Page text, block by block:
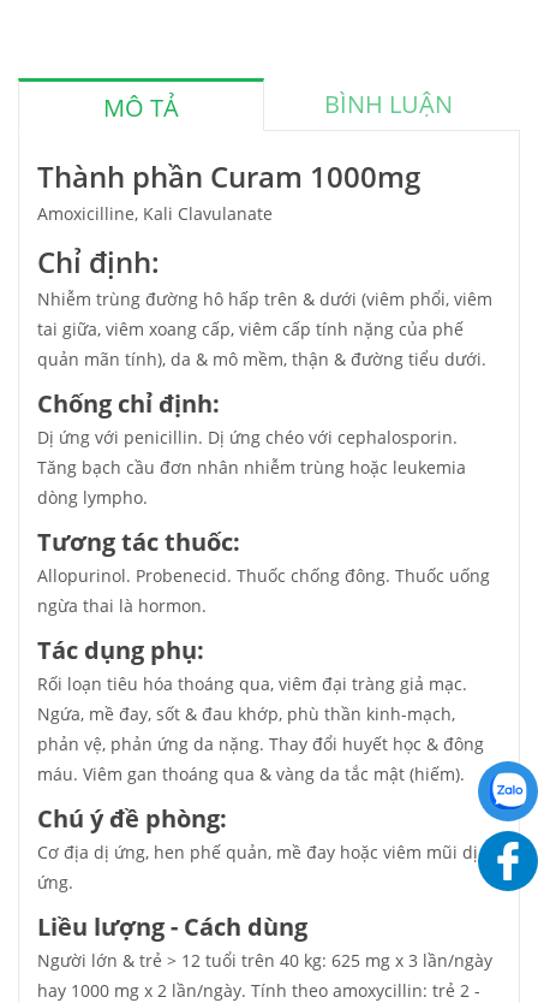
MÔ TẢ BÌNH LUẬN
Thành phần Curam 1000mg
Amoxicilline, Kali Clavulanate
Chỉ định:
Nhiễm trùng đường hô hấp trên & dưới (viêm phổi, viêm
tai giữa, viêm xoang cấp, viêm cấp tính nặng của phế
quản mãn tính), da & mô mềm, thận & đường tiểu dưới.
Chống chỉ định:
Dị ứng với penicillin. Dị ứng chéo với cephalosporin.
Tăng bạch cầu đơn nhân nhiễm trùng hoặc leukemia
dòng lympho.
Tương tác thuốc:
Allopurinol. Probenecid. Thuốc chống đông. Thuốc uống
ngừa thai là hormon.
Tác dụng phụ:
Rối loạn tiêu hóa thoáng qua, viêm đại tràng giả mạc.
Ngứa, mề đay, sốt & đau khớp, phù thần kinh-mạch,
phản vệ, phản ứng da nặng. Thay đổi huyết học & đông
máu. Viêm gan thoáng qua & vàng da tắc mật (hiếm).
Chú ý đề phòng:
Cơ địa dị ứng, hen phế quản, mề đay hoặc viêm mũi dị
ứng.
Liều lượng - Cách dùng
Người lớn & trẻ > 12 tuổi trên 40 kg: 625 mg x 3 lần/ngày
hay 1000 mg x 2 lần/ngày. Tính theo amoxycillin: trẻ 2 -